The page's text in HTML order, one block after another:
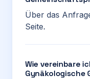
Über das
Seite.
Wie vereinbare
Gynäkologische